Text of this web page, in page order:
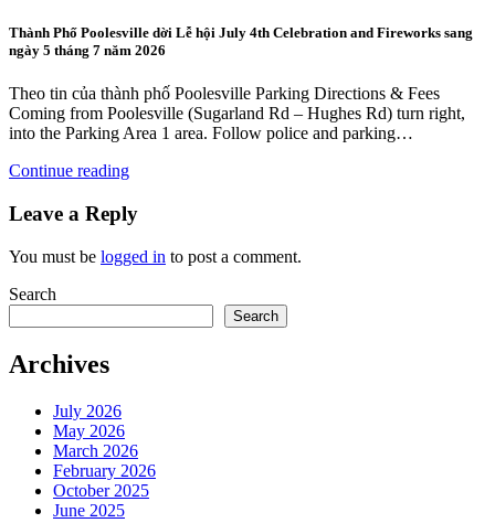
Thành Phố Poolesville dời Lễ hội July 4th Celebration and Fireworks sang
ngày 5 tháng 7 năm 2026
Theo tin của thành phố Poolesville Parking Directions & Fees
Coming from Poolesville (Sugarland Rd – Hughes Rd) turn right,
into the Parking Area 1 area. Follow police and parking…
Continue reading
Leave a Reply
You must be logged in to post a comment.
Search
Search
Archives
July 2026
May 2026
March 2026
February 2026
October 2025
June 2025